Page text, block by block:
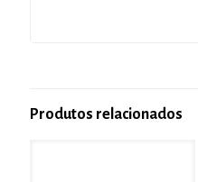
Produtos relacionados